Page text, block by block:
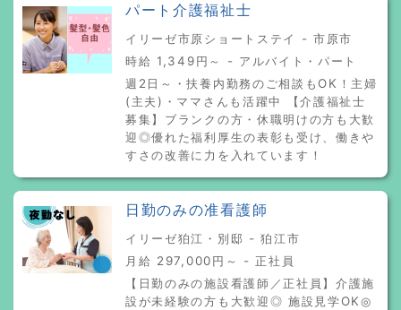
パート介護福祉士
イリーゼ市原ショートステイ - 市原市
時給 1,349円～ - アルバイト・パート
週2日～・扶養内勤務のご相談もOK！主婦
(主夫)・ママさんも活躍中 【介護福祉士
募集】ブランクの方・休職明けの方も大歓
迎◎優れた福利厚生の表彰も受け、働きや
すさの改善に力を入れています！
日勤のみの准看護師
イリーゼ狛江・別邸 - 狛江市
月給 297,000円～ - 正社員
【日勤のみの施設看護師／正社員】介護施
設が未経験の方も大歓迎◎ 施設見学OK◎